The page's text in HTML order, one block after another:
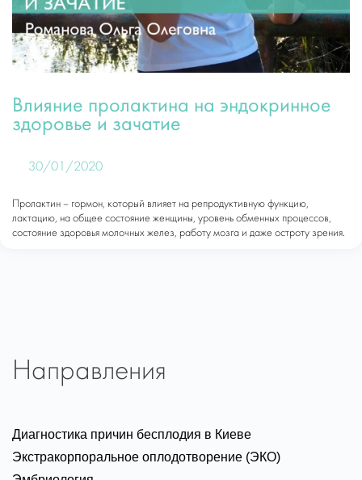
Влияние пролактина на эндокринное
здоровье и зачатие
30/01/2020
Пролактин – гормон, который влияет на репродуктивную функцию,
лактацию, на общее состояние женщины, уровень обменных процессов,
состояние здоровья молочных желез, работу мозга и даже остроту зрения.
Направления
Диагностика причин бесплодия в Киеве
Экстракорпоральное оплодотворение (ЭКО)